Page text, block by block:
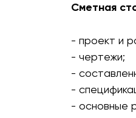
Сметная
- проект и
- чертежи;
-
-
- основные